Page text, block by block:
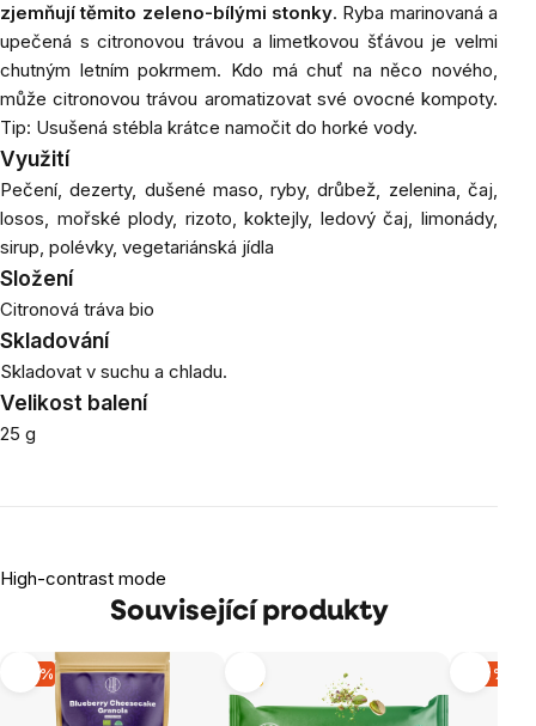
zjemňují těmito zeleno-bílými stonky. Ryba marinovaná a
upečená s citronovou trávou a limetkovou šťávou je velmi
chutným letním pokrmem. Kdo má chuť na něco nového,
může citronovou trávou aromatizovat své ovocné kompoty.
Tip: Usušená stébla krátce namočit do horké vody.
Využití
Pečení, dezerty, dušené maso, ryby, drůbež, zelenina, čaj,
losos, mořské plody, rizoto, koktejly, ledový čaj, limonády,
sirup, polévky, vegetariánská jídla
Složení
Citronová tráva bio
Skladování
Skladovat v suchu a chladu.
Velikost balení
25 g
High-contrast mode
Související produkty
-12 % -20 %